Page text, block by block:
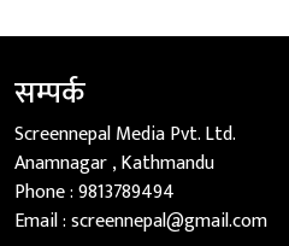
सम्पर्क
Screennepal Media Pvt. Ltd.
Anamnagar , Kathmandu
Phone :9813789494
Email :screennepal@gmail.com